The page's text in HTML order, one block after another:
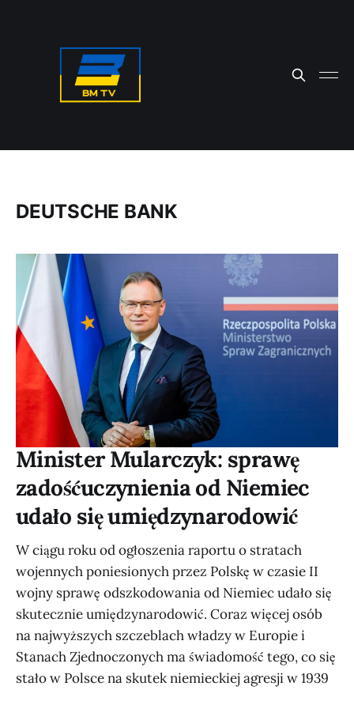
DEUTSCHE BANK
Minister Mularczyk: sprawę
zadośćuczynienia od Niemiec
udało się umiędzynarodowić
W ciągu roku od ogłoszenia raportu o stratach
wojennych poniesionych przez Polskę w czasie II
wojny sprawę odszkodowania od Niemiec udało się
skutecznie umiędzynarodowić. Coraz więcej osób
na najwyższych szczeblach władzy w Europie i
Stanach Zjednoczonych ma świadomość tego, co się
stało w Polsce na skutek niemieckiej agresji w 1939